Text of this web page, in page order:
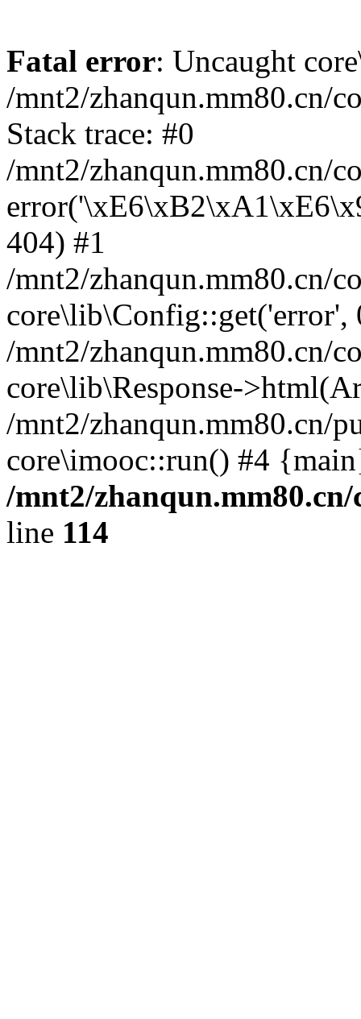
Fatal error: Uncaught
/mnt2/zhanqun.mm80.cn/
Stack trace: #0
/mnt2/zhanqun.mm80.cn/
404) #1
/mnt2/zhanqun.mm80.cn/
core\lib\Config::get('error',
/mnt2/zhanqun.mm80.cn/
core\lib\Response-
/mnt2/zhanqun.mm80.cn/
core\imooc::run() #4
/mnt2/
line 114